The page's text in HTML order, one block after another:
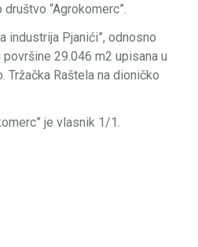
“Agrokomerc”.
industrija Pjanići”, odnosno
29.046 m2 upisana u
Raštela na dioničko
je vlasnik 1/1.